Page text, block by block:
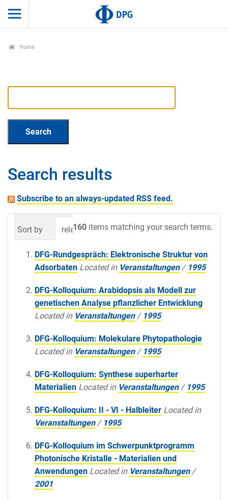
Home
Search results
Subscribe to an always-updated RSS feed.
160 items matching your search terms.
Sort by relevance date (newest first)
DFG-Rundgespräch: Elektronische Struktur von
Adsorbaten Located in Veranstaltungen / 1995
DFG-Kolloquium: Arabidopsis als Modell zur
genetischen Analyse pflanzlicher Entwicklung
Located in Veranstaltungen / 1995
DFG-Kolloquium: Molekulare Phytopathologie
Located in Veranstaltungen / 1995
DFG-Kolloquium: Synthese superharter
Materialien Located in Veranstaltungen / 1995
DFG-Kolloquium: II - VI - Halbleiter Located in
Veranstaltungen / 1995
DFG-Kolloquium im Schwerpunktprogramm
Photonische Kristalle - Materialien und
Anwendungen Located in Veranstaltungen /
2001